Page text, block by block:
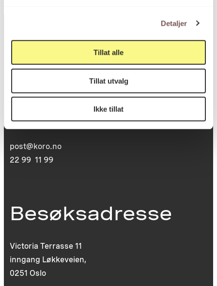
Detaljer
Tillat alle
Tillat utvalg
Ikke tillat
Postadresse
Postboks 6994
post@koro.no
22 99 11 99
Besøksadresse
Victoria Terrasse 11
inngang Løkkeveien,
0251 Oslo